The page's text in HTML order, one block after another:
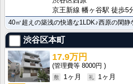
京王新線 幡ヶ谷駅 徒歩5
40㎡超えの築浅の快適な1LDK♪西原の閑静
渋谷区本町
17.9万円
8000円
1ヶ月
1ヶ月